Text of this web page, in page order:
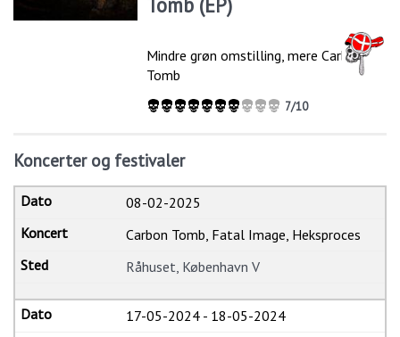
Tomb (EP)
Mindre grøn omstilling, mere Carbon
Tomb
7/10
Koncerter og festivaler
08-02-2025
Carbon Tomb, Fatal Image, Heksproces
Råhuset, København V
17-05-2024 - 18-05-2024